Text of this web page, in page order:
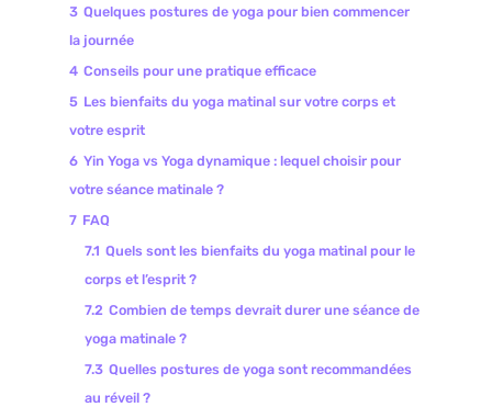
3 Quelques postures de yoga pour bien commencer
la journée
4 Conseils pour une pratique efficace
5 Les bienfaits du yoga matinal sur votre corps et
votre esprit
6 Yin Yoga vs Yoga dynamique : lequel choisir pour
votre séance matinale ?
7 FAQ
7.1 Quels sont les bienfaits du yoga matinal pour le
corps et l’esprit ?
7.2 Combien de temps devrait durer une séance de
yoga matinale ?
7.3 Quelles postures de yoga sont recommandées
au réveil ?